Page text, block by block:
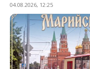
04.08.2026, 12:25